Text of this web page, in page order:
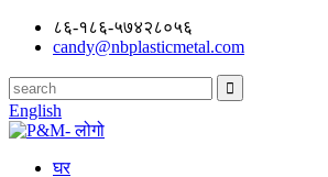
८६-१८६-५७४२८०५६
candy@nbplasticmetal.com
English
घर